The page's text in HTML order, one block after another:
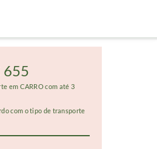
655
em CARRO com até 3
com o tipo de transporte